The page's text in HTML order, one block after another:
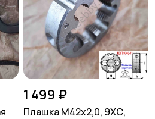
1 499 ₽
Плашка М42х2,0, 9ХС,